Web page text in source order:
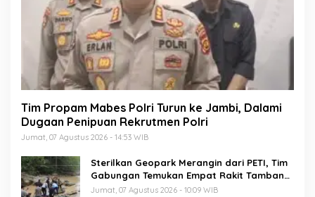
Tim Propam Mabes Polri Turun ke Jambi, Dalami
Dugaan Penipuan Rekrutmen Polri
Jumat, 07 Agustus 2026 - 14:53 WIB
Sterilkan Geopark Merangin dari PETI, Tim
Gabungan Temukan Empat Rakit Tambang
Ilegal
Jumat, 07 Agustus 2026 - 10:09 WIB